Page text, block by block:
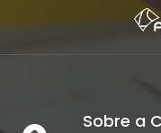
Sobre a